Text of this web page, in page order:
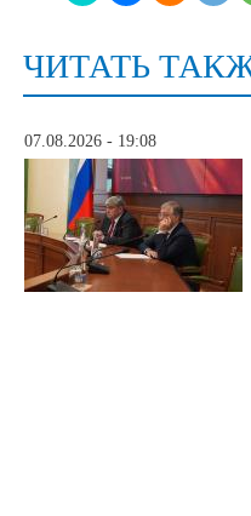
ЧИТАТЬ
07.08.2026 - 19:08